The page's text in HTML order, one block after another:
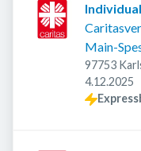
Main-
97753
4.12.2025